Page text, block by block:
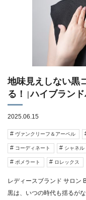
地味見えしない黒
る！ | ハイブラン
2025.06.15
ヴァンクリーフ＆アーペル
コーディネート シャネル
ポメラート ロレックス
レディースブランド サロン
黒は、いつの時代も揺るが